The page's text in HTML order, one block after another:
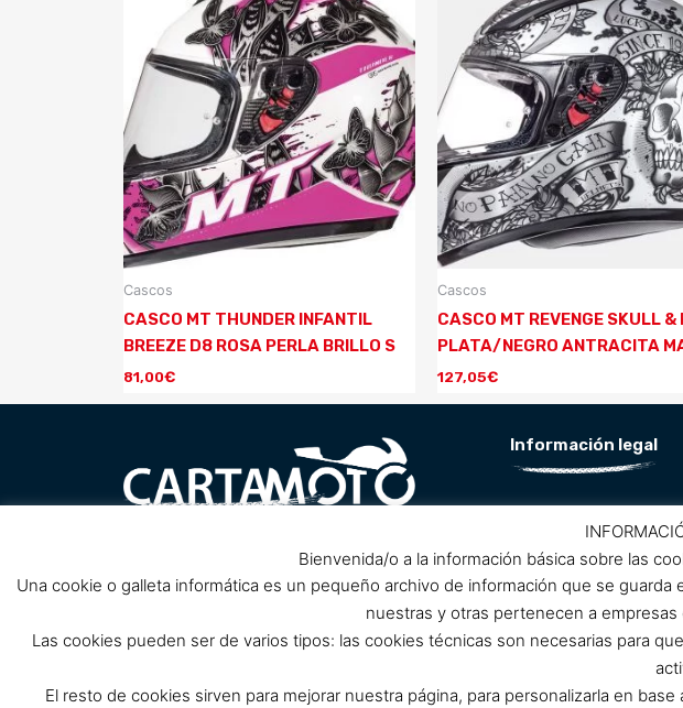
Cascos
CASCO MT THUNDER INFANTIL
BREEZE D8 ROSA PERLA BRILLO S
81,00€
Cascos
CASCO MT REVENGE SKULL &
PLATA/NEGRO ANTRACITA
127,05€
próximo Club de Cabos, Cartagena.
(Cerrado por reforma, solo tienda
info@cartamoto.es
Información legal
Política de privacidad
Política de protección de
Política de cookies
Condiciones de compra
Bienvenida/o a la información básica sobre las
Una cookie o galleta informática es un pequeño archivo de información que se
nuestras y otras pertenecen a
Las cookies pueden ser de varios tipos: las cookies técnicas son necesarias para
El resto de cookies sirven para mejorar nuestra página, para personalizarla en